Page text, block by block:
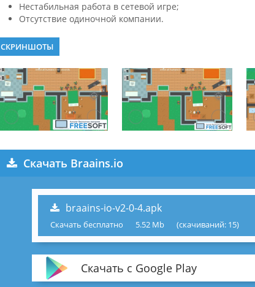
Нестабильная работа в сетевой игре;
Отсутствие одиночной компании.
СКРИНШОТЫ
Скачать Braains.io
braains-io-v2-0-4.apk
Скачать бесплатно 5.52 Mb (cкачиваний: 15)
Скачать с Google Play